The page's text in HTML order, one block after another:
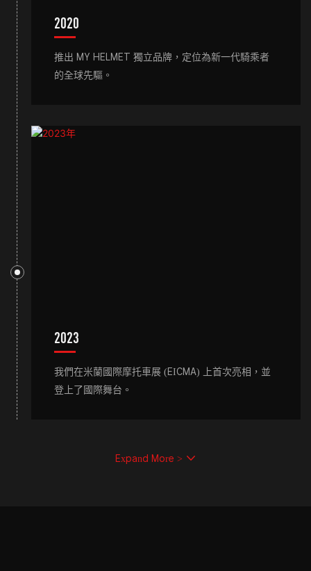
2020
推出 MY HELMET 獨立品牌，定位為新一代騎乘者
的全球先驅。
2023
我們在米蘭國際摩托車展 (EICMA) 上首次亮相，並
登上了國際舞台。
Expand More >